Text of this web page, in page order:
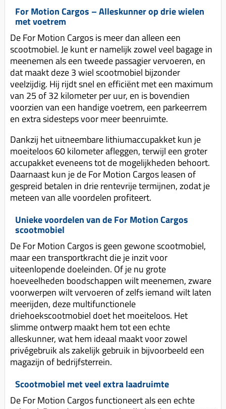
Uitlaat bocht
Radiateur (delen)
Waterpomp (delen)
V-snaren
Variorolsets
Pulley
Variateur (delen)
Variokit
Voor tandwielen
Zuigers
Origineel zuigers
Tomos opvoeren (kits)
Koppeling compleet
Koppeling trekveer
Ketting / tandwiel
Koeling (delen)
Overbrenging
Remsegmenten
Remklauw (delen)
Remschijven
Voorrem kabel
Voorvork
Wiel (delen)
Zadel
Standaard
Kickstart (delen)
Voordragers
Windschermen
Accessoires overig
Zadel
Gereedschap
Speednut
For Motion Cargos – Alleskunner op drie wielen
met voetrem
De For Motion Cargos is meer dan alleen een
scootmobiel. Je kunt er namelijk zowel veel bagage in
meenemen als een tweede passagier vervoeren, en
dat maakt deze 3 wiel scootmobiel bijzonder
veelzijdig. Hij rijdt snel en efficiënt met een maximum
van 25 of 32 kilometer per uur, en is bovendien
voorzien van een handige voetrem, een parkeerrem
en extra sidesteps voor meer beenruimte.
Dankzij het uitneembare lithiumaccupakket kun je
moeiteloos 60 kilometer afleggen, terwijl een groter
accupakket eveneens tot de mogelijkheden behoort.
Daarnaast kun je de For Motion Cargos leasen of
gespreid betalen in drie rentevrije termijnen, zodat je
meteen van alle voordelen profiteert.
Unieke voordelen van de For Motion Cargos
scootmobiel
De For Motion Cargos is geen gewone scootmobiel,
maar een transportkracht die je inzit voor
uiteenlopende doeleinden. Of je nu grote
hoeveelheden boodschappen wilt meenemen, zware
voorwerpen wilt vervoeren of zelfs iemand wilt laten
meerijden, deze multifunctionele
driehoekscootmobiel doet het moeiteloos. Het
slimme ontwerp maakt hem tot een echte
alleskunner, wat hem ideaal maakt voor zowel
privégebruik als zakelijk gebruik in bijvoorbeeld een
magazijn of bedrijfsterrein.
Scootmobiel met veel extra laadruimte
De For Motion Cargos functioneert als een echte